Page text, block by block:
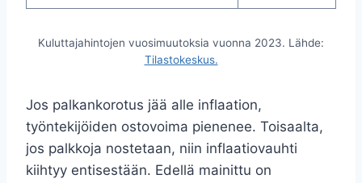
Kuluttajahintojen vuosimuutoksia vuonna 2023. Lähde:
Tilastokeskus.
Jos palkankorotus jää alle inflaation,
työntekijöiden ostovoima pienenee. Toisaalta,
jos palkkoja nostetaan, niin inflaatiovauhti
kiihtyy entisestään. Edellä mainittu on